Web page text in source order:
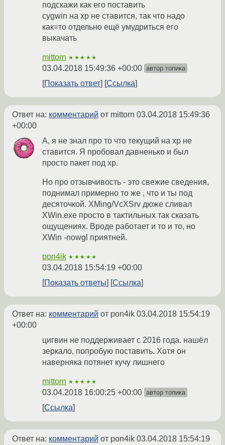
подскажи как его поставить
cygwin на xp не ставится, так что надо
как=то отдельно ещё умудриться его
выкачать
mittorn ★★★★★
03.04.2018 15:49:36 +00:00 автор топика
Показать ответ Ссылка
Ответ на: комментарий от mittorn 03.04.2018 15:49:36
+00:00
А, я не знал про то что текущий на xp не
ставится. Я пробовал давненько и был
просто пакет под xp.
Но про отзывчивость - это свежие сведения,
поднимал примерно то же , что и ты под
десяточкой. XMing/VcXSrv дюже сливал
XWin.exe просто в тактильных так сказать
ощущениях. Вроде работает и то и то, но
XWin -nowgl приятней.
pon4ik ★★★★★
03.04.2018 15:54:19 +00:00
Показать ответы
Ссылка
Ответ на: комментарий от pon4ik 03.04.2018 15:54:19
+00:00
цигвин не поддерживает с 2016 года. нашёл
зеркало, попробую поставить. Хотя он
наверняка потянет кучу лишнего
mittorn ★★★★★
03.04.2018 16:00:25 +00:00 автор топика
Ссылка
Ответ на: комментарий от pon4ik 03.04.2018 15:54:19